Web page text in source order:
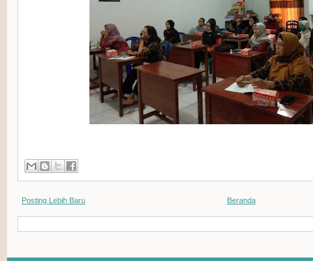
Posting Lebih Baru Beranda